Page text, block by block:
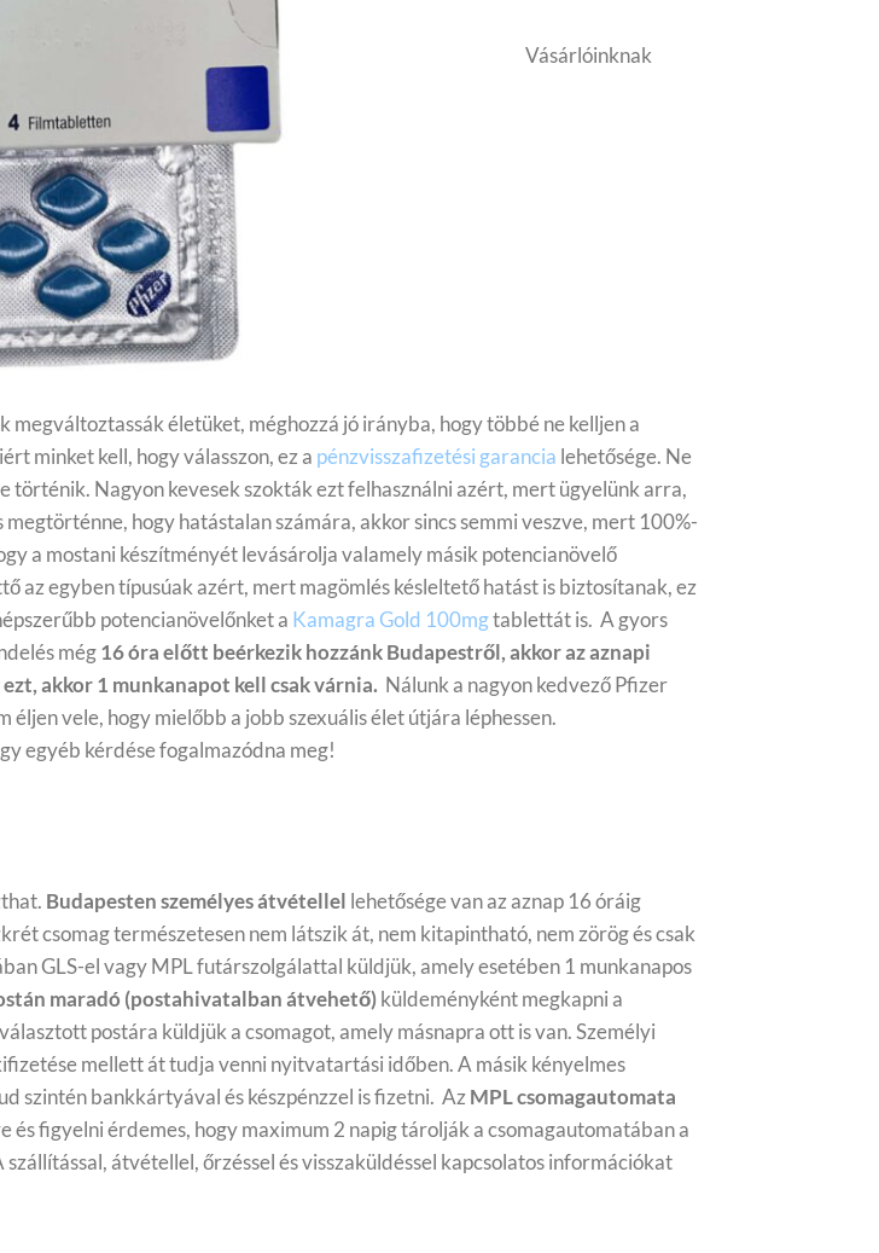
Vásárlóinknak
életüket, méghozzá jó irányba, hogy többé ne kelljen a
minket kell, hogy válasszon, ez a pénzvisszafizetési garancia lehetősége. Ne
történik. Nagyon kevesek szokták ezt felhasználni azért, mert ügyelünk arra,
megtörténne, hogy hatástalan számára, akkor sincs semmi veszve, mert 100%-
a mostani készítményét levásárolja valamely másik potencianövelő
az egyben típusúak azért, mert magömlés késleltető hatást is biztosítanak, ez
potencianövelőnket a Kamagra Gold 100mgtablettát is. A gyors
még16 óra előtt beérkezik hozzánk Budapestről, akkor az aznapi
akkor 1 munkanapot kell csak várnia. Nálunk a nagyon kedvező Pfizer
vele, hogy mielőbb a jobb szexuális élet útjára léphessen.
egyéb kérdése fogalmazódna meg!
Budapesten személyes átvétellel lehetősége van az aznap 16 óráig
csomag természetesen nem látszik át, nem kitapintható, nem zörög és csak
GLS-el vagy MPL futárszolgálattal küldjük, amely esetében 1 munkanapos
maradó (postahivatalban átvehető)küldeményként megkapni a
postára küldjük a csomagot, amely másnapra ott is van. Személyi
mellett át tudja venni nyitvatartási időben.A másik kényelmes
szintén bankkártyával és készpénzzel is fizetni. AzMPL csomagautomata
figyelni érdemes, hogy maximum 2 napig tárolják a csomagautomatában a
szállítással, átvétellel, őrzéssel és visszaküldéssel kapcsolatos információkat